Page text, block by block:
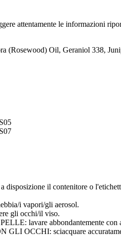
attentamente le informazioni
(Rosewood) Oil, Geraniol 338,
disposizione il contenitore o
i vapori/gli aerosol.
gli occhi/il viso.
lavare abbondantemente con
OCCHI: sciacquare